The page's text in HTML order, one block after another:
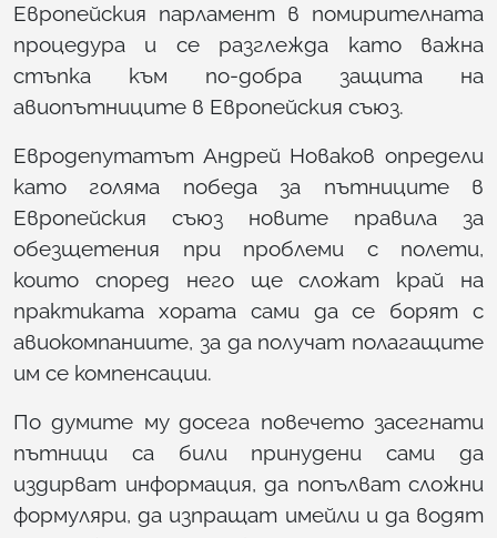
Европейския парламент в помирителната
процедура и се разглежда като важна
стъпка към по-добра защита на
авиопътниците в Европейския съюз.
Евродепутатът Андрей Новаков определи
като голяма победа за пътниците в
Европейския съюз новите правила за
обезщетения при проблеми с полети,
които според него ще сложат край на
практиката хората сами да се борят с
авиокомпаниите, за да получат полагащите
им се компенсации.
По думите му досега повечето засегнати
пътници са били принудени сами да
издирват информация, да попълват сложни
формуляри, да изпращат имейли и да водят